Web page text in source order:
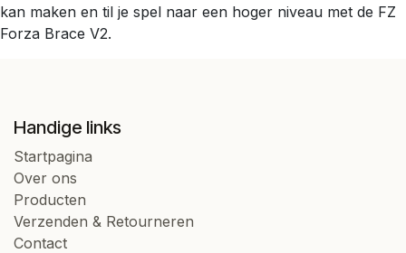
kan maken en til je spel naar een hoger niveau met de FZ
Forza Brace V2.
Handige links
Startpagina
Over ons
Producten
Verzenden & Retourneren
Contact